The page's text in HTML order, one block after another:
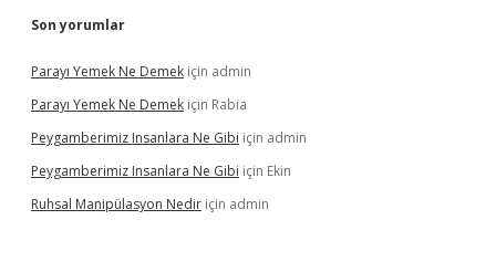
Son yorumlar
Parayı Yemek Ne Demek için admin
Parayı Yemek Ne Demek için Rabia
Peygamberimiz Insanlara Ne Gibi için admin
Peygamberimiz Insanlara Ne Gibi için Ekin
Ruhsal Manipülasyon Nedir için admin